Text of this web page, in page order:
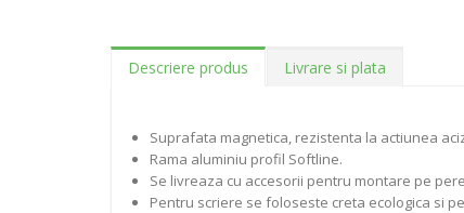
Descriere produs Livrare si plata
Suprafata magnetica, rezistenta la actiunea
Rama aluminiu profil Softline.
Se livreaza cu accesorii pentru montare pe
Pentru scriere se foloseste creta ecologica si